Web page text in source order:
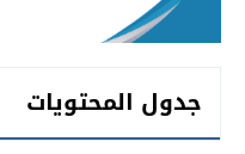
جدول المحتويات